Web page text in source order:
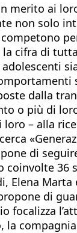
merito ai
non solo
cifra di
dalla
o più di
– alla
di
36
Elena
di